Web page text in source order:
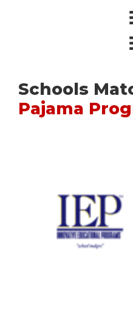
Schools
Pajama